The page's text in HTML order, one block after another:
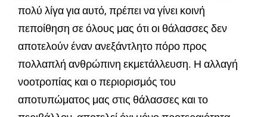
πολύ λίγα για αυτό, πρέπει να γίνει κοινή
πεποίθηση σε όλους μας ότι οι θάλασσες δεν
αποτελούν έναν ανεξάντλητο πόρο προς
πολλαπλή ανθρώπινη εκμετάλλευση. Η αλλαγή
νοοτροπίας και ο περιορισμός του
αποτυπώματος μας στις θάλασσες και το